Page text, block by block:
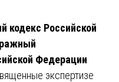
кодекс Российской
Федерации
экспертизе